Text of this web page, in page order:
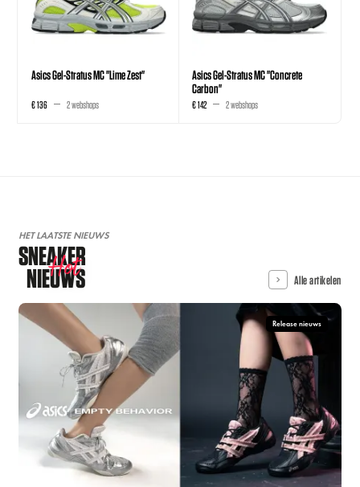
Asics Gel-Stratus MC "Lime Zest"
€ 136 2 webshops
Asics Gel-Stratus MC "Concrete
Carbon"
€ 142 2 webshops
HET LAATSTE NIEUWS
SNEAKER
NIEUWS
Hot Alle artikelen
Release nieuws